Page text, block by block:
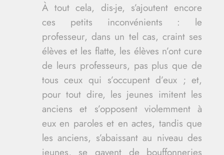
À tout cela, dis-je, s’ajoutent encore
ces petits inconvénients : le
professeur, dans un tel cas, craint ses
élèves et les flatte, les élèves n’ont cure
de leurs professeurs, pas plus que de
tous ceux qui s’occupent d’eux ; et,
pour tout dire, les jeunes imitent les
anciens et s’opposent violemment à
eux en paroles et en actes, tandis que
les anciens, s’abaissant au niveau des